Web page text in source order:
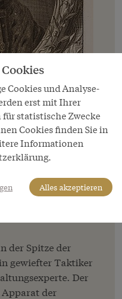
Sabaudiae“
der Spitze der
gewiefter Taktiker
Der
der
Cookies und Analyse-
erst mit Ihrer
statistische Zwecke
Cookies finden Sie in
Informationen
Alles akzeptieren